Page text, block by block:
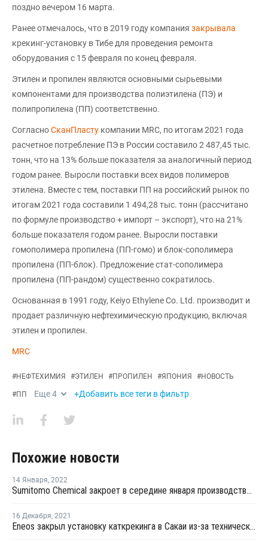
поздно вечером 16 марта.
Ранее отмечалось, что в 2019 году компания закрывала
крекинг-установку в Тибе для проведения ремонта
оборудования с 15 февраля по конец февраля.
Этилен и пропилен являются основными сырьевыми
компонентами для производства полиэтилена (ПЭ) и
полипропилена (ПП) соответственно.
СогласноСканПласту компании MRC, по итогам 2021 года
расчетное потребление ПЭ в России составило 2 487,45 тыс.
тонн, что на 13% больше показателя за аналогичный период
годом ранее. Выросли поставки всех видов полимеров
этилена. Вместе с тем, поставки ПП на российский рынок по
итогам 2021 года составили 1 494,28 тыс. тонн (рассчитано
по формуле производство + импорт – экспорт), что на 21%
больше показателя годом ранее. Выросли поставки
гомополимера пропилена (ПП-гомо) и блок-сополимера
пропилена (ПП-блок). Предложение стат-сополимера
пропилена (ПП-рандом) существенно сократилось.
Основанная в 1991 году, Keiyo Ethylene Co. Ltd. производит и
продает различную нефтехимическую продукцию, включая
этилен и пропилен.
MRC
#НЕФТЕХИМИЯ #ЭТИЛЕН #ПРОПИЛЕН #ЯПОНИЯ #НОВОСТЬ
#ПП Еще4 +Добавить все теги в фильтр
Похожие новости
14 Января, 2022
Sumitomo Chemical закроет в середине января производство окиси пропилена в Тибе
16 Декабря, 2021
Eneos закрыл установку каткрекинга в Сакаи из-за технических проблем